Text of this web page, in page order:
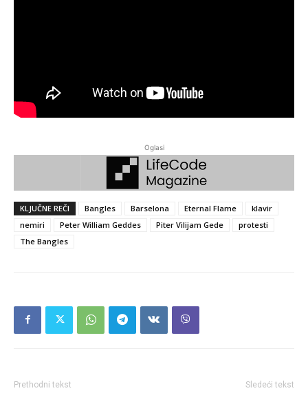
Oglasi
KLJUČNE REČI Bangles Barselona Eternal Flame
klavir
nemiri
Peter William Geddes Piter Vilijam Gede
protesti
The Bangles
Prethodni tekst Sledeći tekst